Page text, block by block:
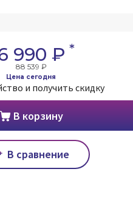
990 ₽ *
88 539 ₽
Цена сегодня
и получить скидку
В корзину
В сравнение